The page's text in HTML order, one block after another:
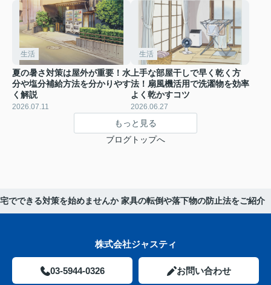
生活
夏の暑さ対策は屋外が重要！水
分や塩分補給方法を分かりやす
く解説
2026.07.11
生活
上手な部屋干しで早く乾く方
法！扇風機活用で洗濯物を効率
よく乾かすコツ
2026.06.27
もっと見る
ブログトップへ
でできる対策を始めませんか 家具の転倒や落下物の防止法をご紹介
株式会社ジャスティ
03-5944-0326 お問い合わせ